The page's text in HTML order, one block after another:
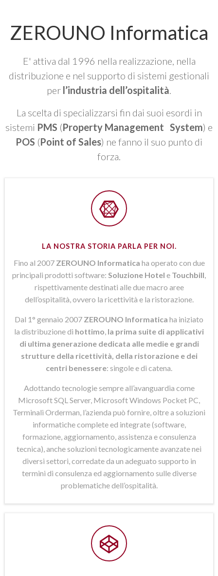
ZEROUNO Informatica
E' attiva dal 1996 nella realizzazione, nella
distribuzione e nel supporto di sistemi gestionali
per l’industria dell’ospitalità
La scelta di specializzarsi fin dai suoi esordi in
sistemi PMS (Property Management System) e
POS (Point of Sales) ne fanno il suo punto di
forza.
LA NOSTRA STORIA PARLA PER NOI.
Fino al 2007 ZEROUNO Informatica ha operato con due
principali prodotti software: Soluzione Hotel e Touchbill
rispettivamente destinati alle due macro aree
dell’ospitalità, ovvero la ricettività e la ristorazione.
Dal 1° gennaio 2007 ZEROUNO Informatica ha iniziato
la distribuzione di hottimo la prima suite di applicativi
di ultima generazione dedicata alle medie e grandi
strutture della ricettività, della ristorazione e dei
centri benessere: singole e di catena.
Adottando tecnologie sempre all’avanguardia come
Microsoft SQL Server, Microsoft Windows Pocket PC,
Terminali Orderman, l’azienda può fornire, oltre a soluzioni
informatiche complete ed integrate (software,
formazione, aggiornamento, assistenza e consulenza
tecnica), anche soluzioni tecnologicamente avanzate nei
diversi settori, corredate da un adeguato supporto in
termini di consulenza ed aggiornamento sulle diverse
problematiche dell’ospitalità.